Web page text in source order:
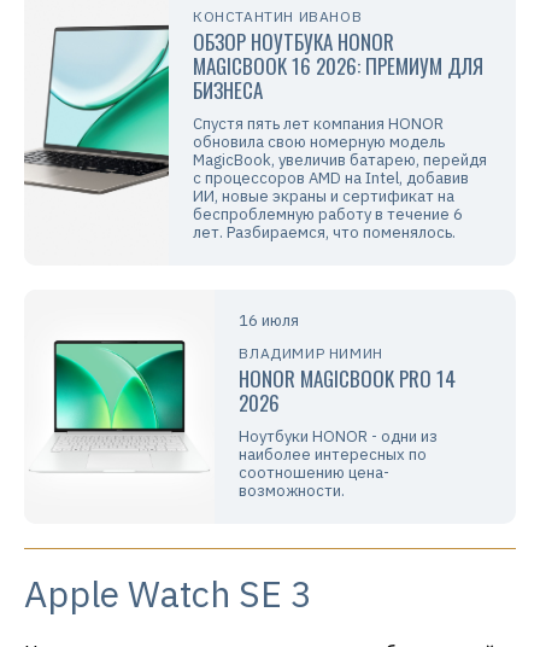
КОНСТАНТИН ИВАНОВ
ОБЗОР НОУТБУКА HONOR
MAGICBOOK 16 2026: ПРЕМИУМ ДЛЯ
БИЗНЕСА
Спустя пять лет компания HONOR
обновила свою номерную модель
MagicBook, увеличив батарею, перейдя
с процессоров AMD на Intel, добавив
ИИ, новые экраны и сертификат на
беспроблемную работу в течение 6
лет. Разбираемся, что поменялось.
16 июля
ВЛАДИМИР НИМИН
HONOR MAGICBOOK PRO 14
2026
Ноутбуки HONOR - одни из
наиболее интересных по
соотношению цена-
возможности.
Apple Watch SE 3